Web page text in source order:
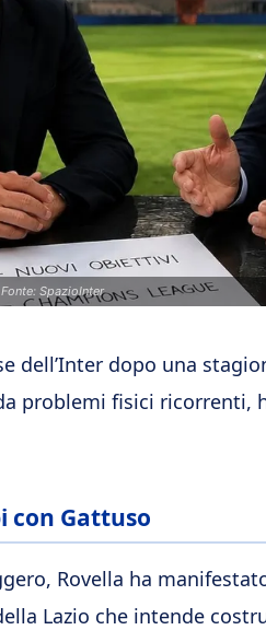
SpazioInter
dell’Inter dopo una
problemi fisici ricorrenti,
con Gattuso
Rovella ha
Lazio che intende